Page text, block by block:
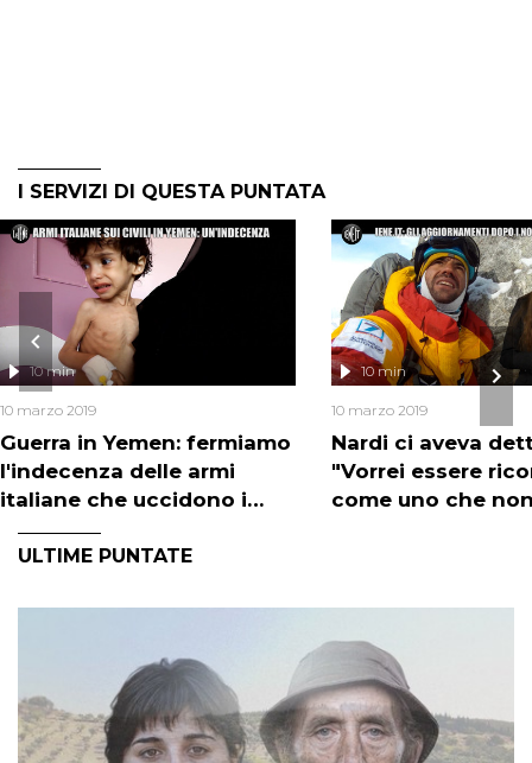
I SERVIZI DI QUESTA PUNTATA
Guerra in Yemen: fermiamo
l'indecenza delle armi
italiane che uccidono i
civili
10 min
10 marzo 2019
Nardi ci aveva
"Vorrei essere
come uno che
10 min
10 marzo 2019
ULTIME PUNTATE